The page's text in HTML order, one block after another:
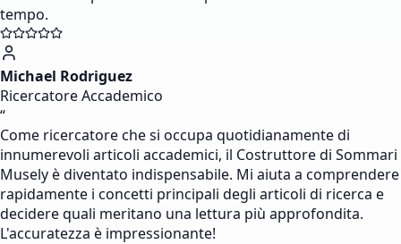
tempo.
Michael Rodriguez
Ricercatore Accademico
“
Come ricercatore che si occupa quotidianamente di
innumerevoli articoli accademici, il Costruttore di Sommari
Musely è diventato indispensabile. Mi aiuta a comprendere
rapidamente i concetti principali degli articoli di ricerca e
decidere quali meritano una lettura più approfondita.
L'accuratezza è impressionante!